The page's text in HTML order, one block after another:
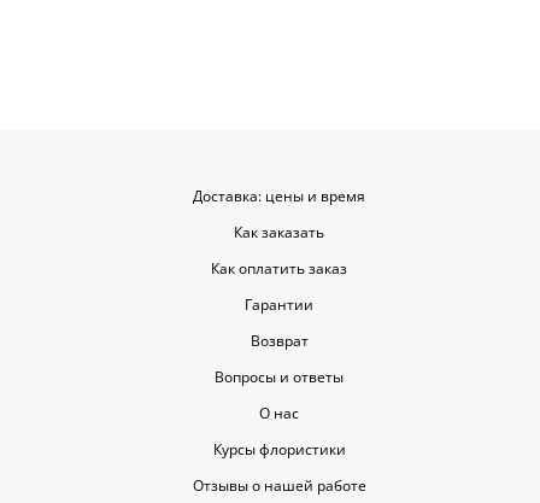
Доставка: цены и время
Как заказать
Как оплатить заказ
Гарантии
Возврат
Вопросы и ответы
О нас
Курсы флористики
Отзывы о нашей работе